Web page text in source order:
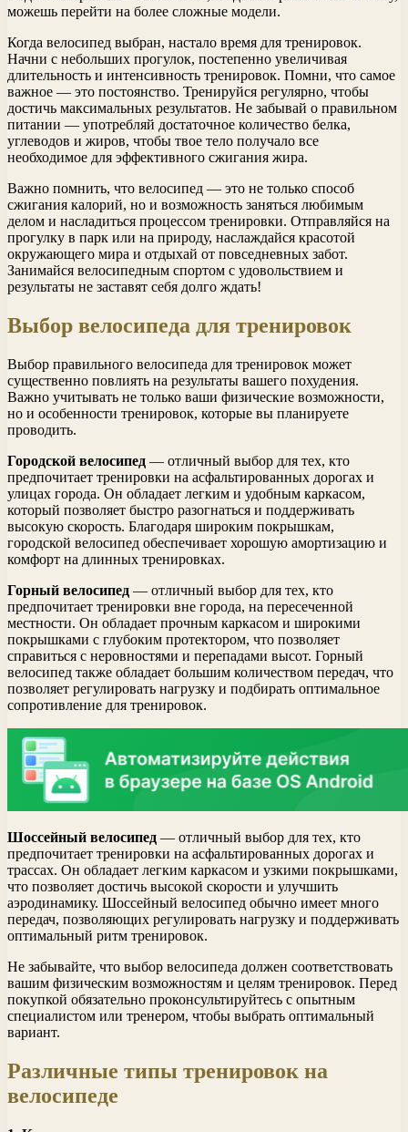
можешь перейти на более сложные модели.
Когда велосипед выбран, настало время для тренировок.
Начни с небольших прогулок, постепенно увеличивая
длительность и интенсивность тренировок. Помни, что самое
важное — это постоянство. Тренируйся регулярно, чтобы
достичь максимальных результатов. Не забывай о правильном
питании — употребляй достаточное количество белка,
углеводов и жиров, чтобы твое тело получало все
необходимое для эффективного сжигания жира.
Важно помнить, что велосипед — это не только способ
сжигания калорий, но и возможность заняться любимым
делом и насладиться процессом тренировки. Отправляйся на
прогулку в парк или на природу, наслаждайся красотой
окружающего мира и отдыхай от повседневных забот.
Занимайся велосипедным спортом с удовольствием и
результаты не заставят себя долго ждать!
Выбор велосипеда для тренировок
Выбор правильного велосипеда для тренировок может
существенно повлиять на результаты вашего похудения.
Важно учитывать не только ваши физические возможности,
но и особенности тренировок, которые вы планируете
проводить.
Городской велосипед — отличный выбор для тех, кто
предпочитает тренировки на асфальтированных дорогах и
улицах города. Он обладает легким и удобным каркасом,
который позволяет быстро разогнаться и поддерживать
высокую скорость. Благодаря широким покрышкам,
городской велосипед обеспечивает хорошую амортизацию и
комфорт на длинных тренировках.
Горный велосипед — отличный выбор для тех, кто
предпочитает тренировки вне города, на пересеченной
местности. Он обладает прочным каркасом и широкими
покрышками с глубоким протектором, что позволяет
справиться с неровностями и перепадами высот. Горный
велосипед также обладает большим количеством передач, что
позволяет регулировать нагрузку и подбирать оптимальное
сопротивление для тренировок.
Шоссейный велосипед — отличный выбор для тех, кто
предпочитает тренировки на асфальтированных дорогах и
трассах. Он обладает легким каркасом и узкими покрышками,
что позволяет достичь высокой скорости и улучшить
аэродинамику. Шоссейный велосипед обычно имеет много
передач, позволяющих регулировать нагрузку и поддерживать
оптимальный ритм тренировок.
Не забывайте, что выбор велосипеда должен соответствовать
вашим физическим возможностям и целям тренировок. Перед
покупкой обязательно проконсультируйтесь с опытным
специалистом или тренером, чтобы выбрать оптимальный
вариант.
Различные типы тренировок на
велосипеде